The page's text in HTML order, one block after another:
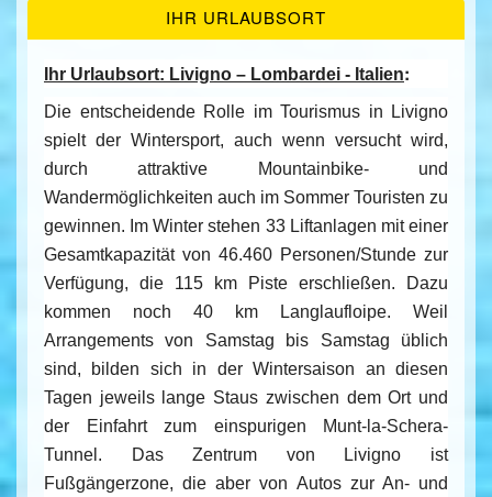
IHR URLAUBSORT
Ihr Urlaubsort: Livigno – Lombardei - Italien:
Die entscheidende Rolle im Tourismus in Livigno
spielt der Wintersport, auch wenn versucht wird,
durch attraktive Mountainbike- und
Wandermöglichkeiten auch im Sommer Touristen zu
gewinnen. Im Winter stehen 33 Liftanlagen mit einer
Gesamtkapazität von 46.460 Personen/Stunde zur
Verfügung, die 115 km Piste erschließen. Dazu
kommen noch 40 km Langlaufloipe. Weil
Arrangements von Samstag bis Samstag üblich
sind, bilden sich in der Wintersaison an diesen
Tagen jeweils lange Staus zwischen dem Ort und
der Einfahrt zum einspurigen
Munt-la-Schera-
Tunnel . Das Zentrum von Livigno ist
Fußgängerzone, die aber von Autos zur An- und